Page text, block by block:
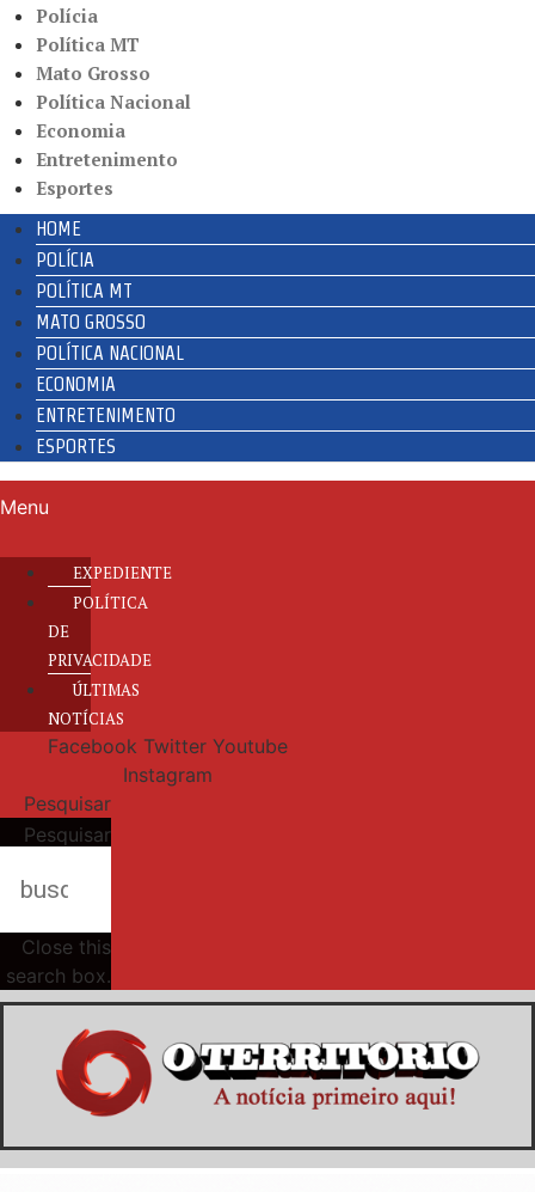
Polícia
Política MT
Mato Grosso
Política Nacional
Economia
Entretenimento
Esportes
HOME
POLÍCIA
POLÍTICA MT
MATO GROSSO
POLÍTICA NACIONAL
ECONOMIA
ENTRETENIMENTO
ESPORTES
Menu
EXPEDIENTE
POLÍTICA
DE
PRIVACIDADE
ÚLTIMAS
NOTÍCIAS
Facebook Twitter Youtube
Instagram
Pesquisar
Pesquisar
Close this
search box.